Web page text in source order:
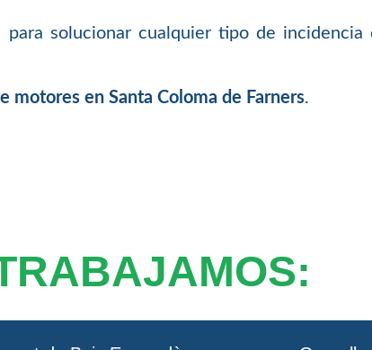
solucionar cualquier tipo de incidencia
motores en Santa Coloma de Farners.